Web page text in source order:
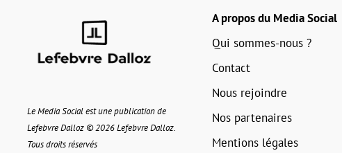
Le Media Social est une publication de
Lefebvre Dalloz © 2026 Lefebvre Dalloz.
Tous droits réservés
A propos du Media Social
Qui sommes-nous ?
Contact
Nous rejoindre
Nos partenaires
Mentions légales